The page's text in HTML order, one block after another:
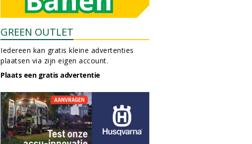
GREEN OUTLET
Iedereen kan gratis kleine advertenties
plaatsen via zijn eigen account.
Plaats een gratis advertentie